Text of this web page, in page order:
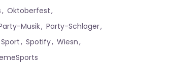
Oktoberfest
Musik
Party-Schlager
Sport Spotify
Wiesn